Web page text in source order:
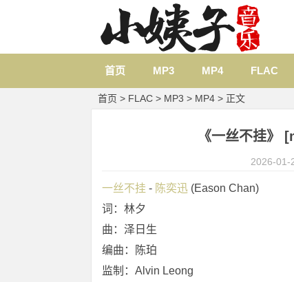
首页 MP3 MP4 FLAC
首页 > FLAC > MP3 > MP4 > 正文
《一丝不挂》
2026-01-
一丝不挂 - 陈奕迅 (Eason Chan)
词：林夕
曲：泽日生
编曲：陈珀
监制：Alvin Leong